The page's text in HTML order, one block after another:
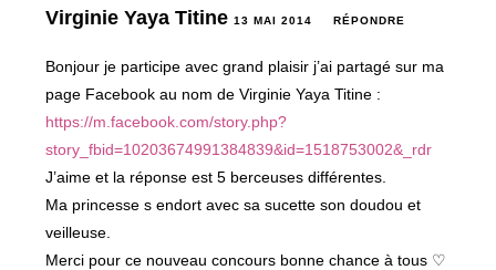
Virginie Yaya Titine13 MAI 2014 RÉPONDRE
Bonjour je participe avec grand plaisir j’ai partagé sur ma
page Facebook au nom de Virginie Yaya Titine :
https://m.facebook.com/story.php?
story_fbid=10203674991384839&id=1518753002&_rdr
J’aime et la réponse est 5 berceuses différentes.
Ma princesse s endort avec sa sucette son doudou et
veilleuse.
Merci pour ce nouveau concours bonne chance à tous ♡